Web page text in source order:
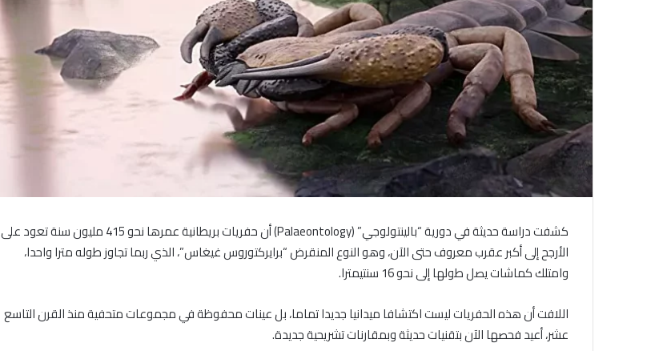
كشفت دراسة حديثة في دورية “بالينتولوجي” (Palaeontology) أن حفريات بريطانية عمرها نحو 415 مليون سنة تعود على
الأرجح إلى أكبر عقرب معروف حتى الآن، وهو النوع المنقرض “برايركتوروس غيغاس”، الذي ربما تجاوز طوله مترا واحدا،
وامتلك كماشات يصل طولها إلى نحو 16 سنتيمترا.
اللافت أن هذه الحفريات ليست اكتشافا ميدانيا جديدا تماما، بل عينات محفوظة في مجموعات متحفية منذ القرن التاسع
عشر، أعيد فحصها الآن بتقنيات حديثة وبمقارنات تشريحية جديدة.